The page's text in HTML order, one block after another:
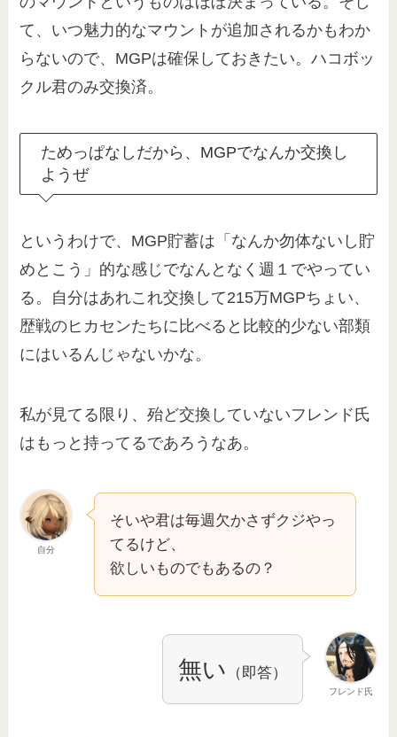
て、いつ魅力的なマウントが追加されるかもわか
らないので、MGPは確保しておきたい。ハコボッ
クル君のみ交換済。
ためっぱなしだから、MGPでなんか交換し
ようぜ
というわけで、MGP貯蓄は「なんか勿体ないし貯
めとこう」的な感じでなんとなく週１でやってい
る。自分はあれこれ交換して215万MGPちょい、
歴戦のヒカセンたちに比べると比較的少ない部類
にはいるんじゃないかな。
私が見てる限り、殆ど交換していないフレンド氏
はもっと持ってるであろうなあ。
自分
そいや君は毎週欠かさずクジやっ
てるけど、
欲しいものでもあるの？
フレンド氏
無い （即答）